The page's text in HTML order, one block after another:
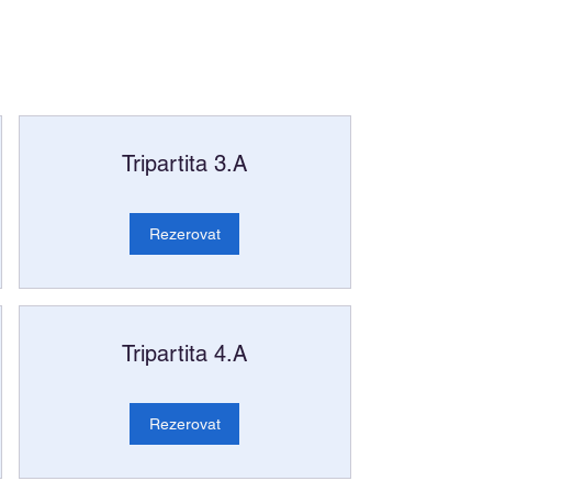
Tripartita 3.A
Rezerovat
Tripartita 4.A
Rezerovat